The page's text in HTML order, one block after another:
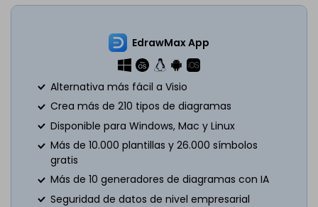
EdrawMax App
Alternativa más fácil a Visio
Crea más de 210 tipos de diagramas
Disponible para Windows, Mac y Linux
Más de 10.000 plantillas y 26.000 símbolos
gratis
Más de 10 generadores de diagramas con IA
Seguridad de datos de nivel empresarial